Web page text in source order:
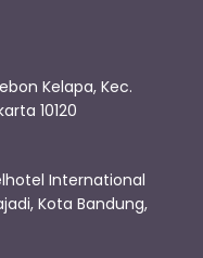
Kelapa, Kec.
10120
International
Kota Bandung,